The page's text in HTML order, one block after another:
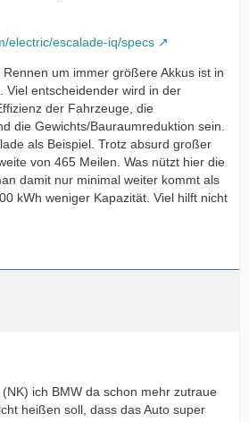
electric/escalade-iq/specs
um immer größere Akkus ist in
Viel entscheidender wird in der
der Fahrzeuge, die
die Gewichts/Bauraumreduktion sein.
als Beispiel. Trotz absurd großer
von 465 Meilen. Was nützt hier die
damit nur minimal weiter kommt als
kWh weniger Kapazität. Viel hilft nicht
ich BMW da schon mehr zutraue
heißen soll, dass das Auto super